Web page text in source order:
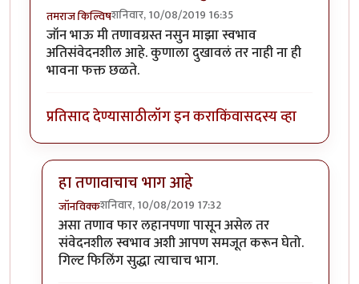
तमराज किल्विषशनिवार, 10/08/2019 16:35
जॉन भाऊ मी तणावग्रस्त नसुन माझा स्वभाव
अतिसंवेदनशील आहे. कुणाला दुखावलं तर नाही ना ही
भावना फक्त छळते.
प्रतिसाद देण्यासाठीलॉग इन कराकिंवासदस्य व्हा
हा तणावाचाच भाग आहे
जॉनविक्कशनिवार, 10/08/2019 17:32
In reply toजॉन भाऊ मी तणावग्रस्त नसुनby
असा तणाव फार लहानपणा पासून असेल तर
संवेदनशील स्वभाव अशी आपण समजूत करून घेतो.
गिल्ट फिलिंग सुद्धा त्याचाच भाग.